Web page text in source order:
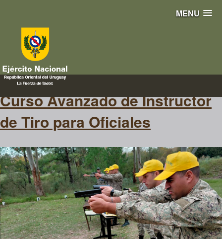
MENU
procedimientos
Curso Avanzado de Instructor
de Tiro para Oficiales